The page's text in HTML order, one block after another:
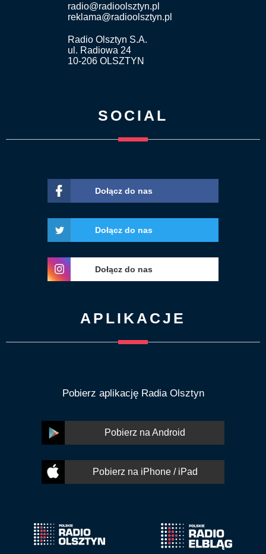
radio@radioolsztyn.pl
reklama@radioolsztyn.pl
Radio Olsztyn S.A.
ul. Radiowa 24
10-206 OLSZTYN
SOCIAL
Dołącz do nas
Dołącz do nas
Dołącz do nas
APLIKACJE
Pobierz aplikację Radia Olsztyn
Pobierz na Android
Pobierz na iPhone / iPad